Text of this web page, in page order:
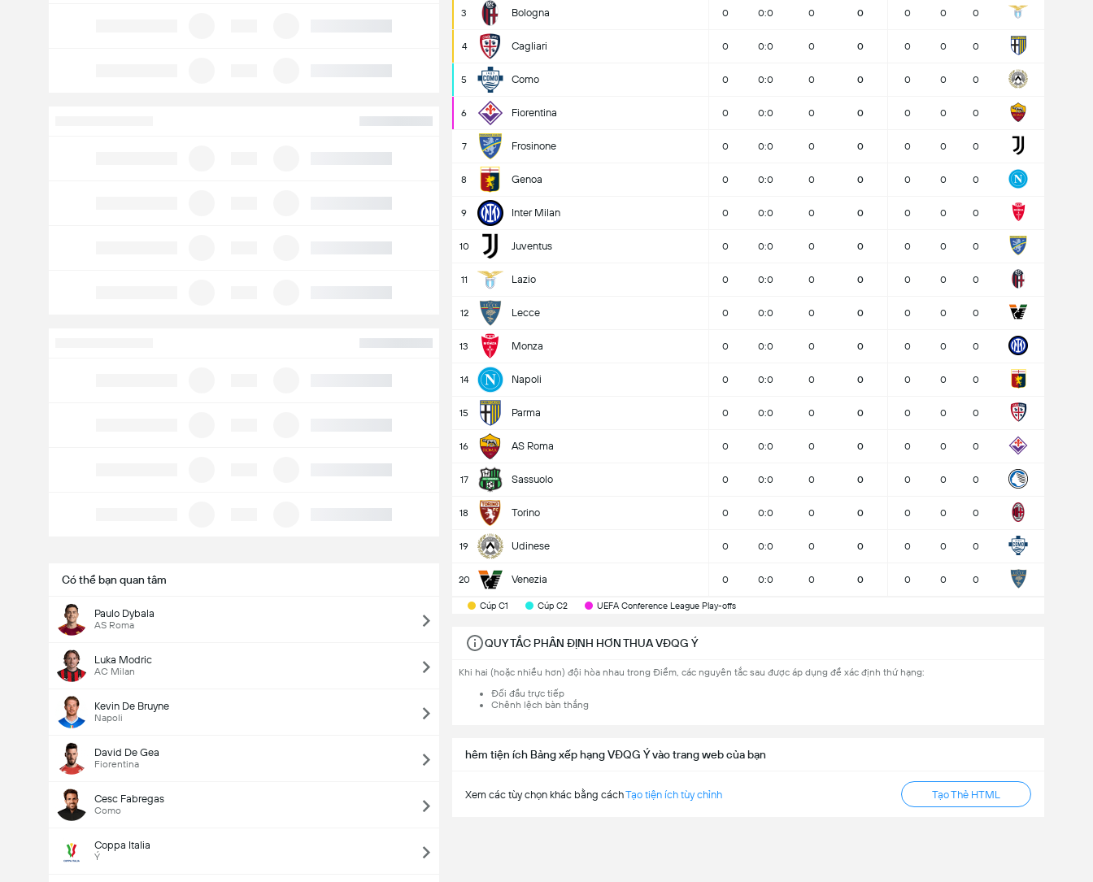
Có thể bạn quan tâm
Paulo Dybala
AS Roma
Luka Modric
AC Milan
Kevin De Bruyne
Napoli
David De Gea
Fiorentina
Cesc Fabregas
Como
Coppa Italia
Ý
3 Bologna 0 0:0 0 0 0 0 0
4 Cagliari 0 0:0 0 0 0 0 0
5 Como 0 0:0 0 0 0 0 0
6 Fiorentina 0 0:0 0 0 0 0 0
7 Frosinone 0 0:0 0 0 0 0 0
8 Genoa 0 0:0 0 0 0 0 0
9 Inter Milan 0 0:0 0 0 0 0 0
10 Juventus 0 0:0 0 0 0 0 0
11 Lazio 0 0:0 0 0 0 0 0
12 Lecce 0 0:0 0 0 0 0 0
13 Monza 0 0:0 0 0 0 0 0
14 Napoli 0 0:0 0 0 0 0 0
15 Parma 0 0:0 0 0 0 0 0
16 AS Roma 0 0:0 0 0 0 0 0
17 Sassuolo 0 0:0 0 0 0 0 0
18 Torino 0 0:0 0 0 0 0 0
19 Udinese 0 0:0 0 0 0 0 0
20 Venezia 0 0:0 0 0 0 0 0
Cúp C1 Cúp C2 UEFA Conference League Play-offs
QUY TẮC PHÂN ĐỊNH HƠN THUA VĐQG Ý
Khi hai (hoặc nhiều hơn) đội hòa nhau trong Điểm, các nguyên tắc sau được áp dụng để xác định thứ hạng:
Đối đầu trực tiếp
Chênh lệch bàn thắng
hêm tiện ích Bảng xếp hạng VĐQG Ý vào trang web của bạn
Xem các tùy chọn khác bằng cáchTạo tiện ích tùy chỉnh Tạo Thẻ HTML